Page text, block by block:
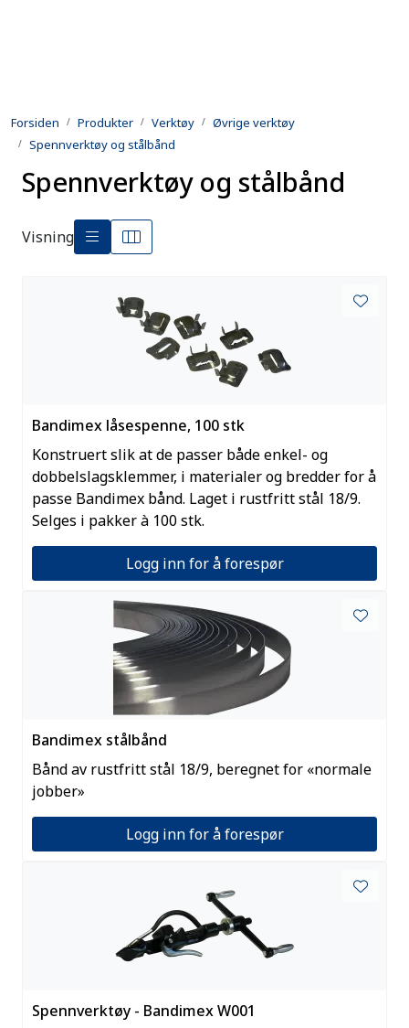
Forsiden Produkter Verktøy
Øvrige verktøy
Spennverktøy og stålbånd
Spennverktøy og stålbånd
Visning
Bandimex låsespenne, 100 stk
Konstruert slik at de passer både enkel- og
dobbelslagsklemmer, i materialer og bredder for å
passe Bandimex bånd. Laget i rustfritt stål 18/9.
Selges i pakker à 100 stk.
Logg inn for å forespør
Bandimex stålbånd
Bånd av rustfritt stål 18/9, beregnet for «normale
jobber»
Logg inn for å forespør
Spennverktøy - Bandimex W001
Utleie
Kontroll og reparasjon
Forsvarsindustri